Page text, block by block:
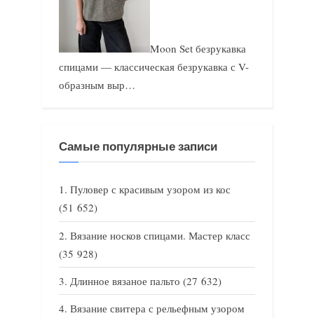
Moon Set безрукавка
спицами — классическая безрукавка с V-
образным выр…
Самые популярные записи
Пуловер с красивым узором из кос
(51 652)
Вязание носков спицами. Мастер класс
(35 928)
Длинное вязаное пальто (27 632)
Вязание свитера с рельефным узором